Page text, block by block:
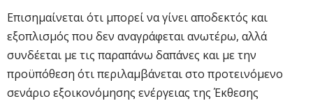
Επισημαίνεται ότι μπορεί να γίνει αποδεκτός και
εξοπλισμός που δεν αναγράφεται ανωτέρω, αλλά
συνδέεται με τις παραπάνω δαπάνες και με την
προϋπόθεση ότι περιλαμβάνεται στο προτεινόμενο
σενάριο εξοικονόμησης ενέργειας της Έκθεσης